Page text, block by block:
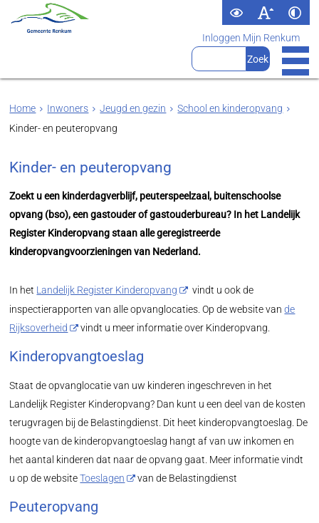
Inloggen Mijn Renkum
Home Inwoners Jeugd en gezin
School en kinderopvang
Kinder- en peuteropvang
Kinder- en peuteropvang
Zoekt u een kinderdagverblijf, peuterspeelzaal, buitenschoolse
opvang (bso), een gastouder of gastouderbureau? In het Landelijk
Register Kinderopvang staan alle geregistreerde
kinderopvangvoorzieningen van Nederland.
In het Landelijk Register Kinderopvang
vindt u ook de
inspectierapporten van alle opvanglocaties. Op de website vande
Rijksoverheid
vindt u meer informatie over Kinderopvang.
Kinderopvangtoeslag
Staat de opvanglocatie van uw kinderen ingeschreven in het
Landelijk Register Kinderopvang? Dan kunt u een deel van de kosten
terugvragen bij de Belastingdienst. Dit heet kinderopvangtoeslag. De
hoogte van de kinderopvangtoeslag hangt af van uw inkomen en
het aantal kinderen dat naar de opvang gaat. Meer informatie vindt
u op de websiteToeslagen van de Belastingdienst
Peuteropvang